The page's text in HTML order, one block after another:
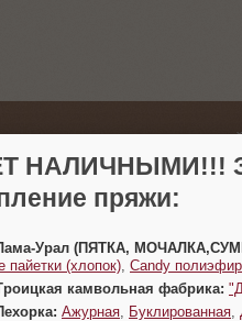
(383)
г.
НАЛИЧНЫМИ!!!
пряжи:
Лама-Урал (ПЯТКА,
пайетки (хлопок) Candy
камвольная фабрика:
Ажурная Буклированная